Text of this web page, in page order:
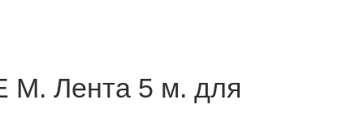
M. Лента 5 м. для